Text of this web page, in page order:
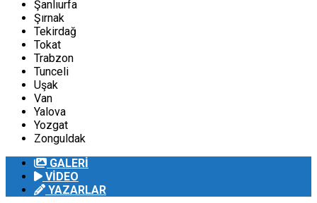
Şanlıurfa
Şırnak
Tekirdağ
Tokat
Trabzon
Tunceli
Uşak
Van
Yalova
Yozgat
Zonguldak
GALERİ
VİDEO
YAZARLAR